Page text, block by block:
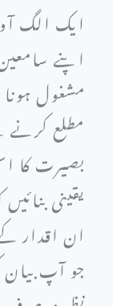
ایک الگ
اپنے
مشغول
مطلع
بصیرت کا
یقینی
ان اقدار
جو آپ بیان